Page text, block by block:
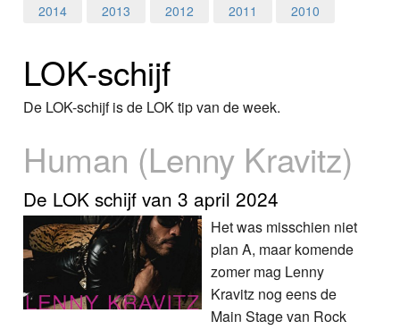
Programma's
Nieuws
Foto's
Video
Webcam
Info
2014
2013 2012 2011 2010
LOK-schijf
De LOK-schijf is de LOK tip van de week.
Human (Lenny Kravitz)
De LOK schijf van 3 april 2024
Het was misschien niet
plan A, maar komende
zomer mag Lenny
Kravitz nog eens de
Main Stage van Rock